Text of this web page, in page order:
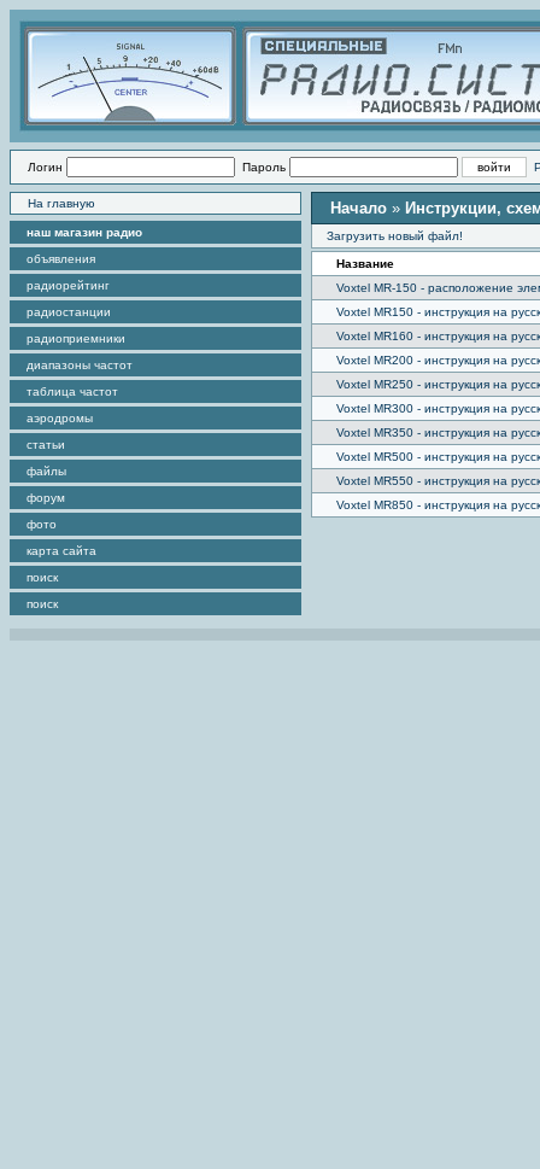
Логин Пароль
На главную
наш магазин радио
объявления
радиорейтинг
радиостанции
радиоприемники
диапазоны частот
таблица частот
аэродромы
статьи
файлы
форум
фото
карта сайта
поиск
поиск
Начало » Инструкции,
Загрузить новый файл!
Название
Voxtel MR-150 - расположение
Voxtel MR150 - инструкция на
Voxtel MR160 - инструкция на
Voxtel MR200 - инструкция на
Voxtel MR250 - инструкция на
Voxtel MR300 - инструкция на
Voxtel MR350 - инструкция на
Voxtel MR500 - инструкция на
Voxtel MR550 - инструкция на
Voxtel MR850 - инструкция на